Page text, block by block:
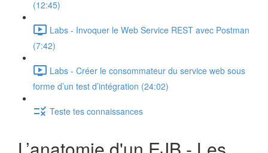
(12:45)
Labs - Invoquer le Web Service REST avec Postman
(7:42)
Labs - Créer le consommateur du service web sous
forme d’un test d’intégration (24:02)
Teste tes connaissances